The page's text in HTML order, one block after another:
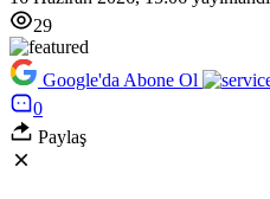
29
Google'da Abone Ol
0
Paylaş